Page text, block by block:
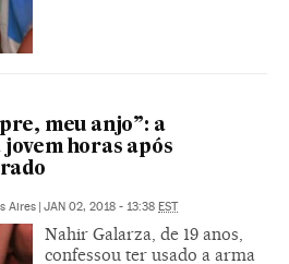
meu anjo”: a
jovem horas após
Aires | JAN 02, 2018 - 13:38 EST
Nahir Galarza, de 19 anos,
confessou ter usado a arma